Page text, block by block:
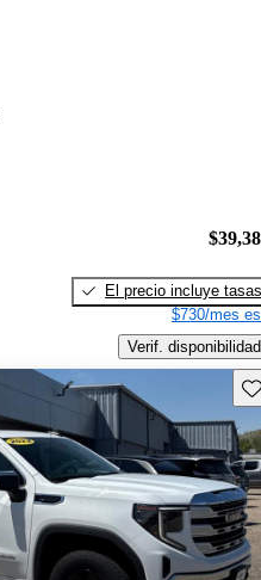
El precio incluye tasas
$730/mes
Verif. disponibilidad